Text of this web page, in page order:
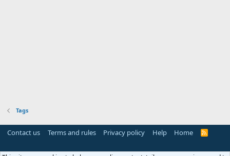
Tags
Contact us Terms and rules Privacy policy Help Home
R